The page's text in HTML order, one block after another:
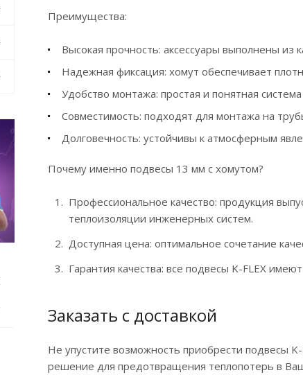
Преимущества:
Высокая прочность: аксессуары выполнены из
Надежная фиксация: хомут обеспечивает
Удобство монтажа: простая и понятная
Совместимость: подходят для монтажа на
Долговечность: устойчивы к атмосферным
Почему именно подвесы 13 мм с хомутом?
Профессиональное качество: продукция
теплоизоляции инженерных систем.
Доступная цена: оптимальное сочетание
Гарантия качества: все подвесы K-FLEX
Заказать с доставкой
Не упустите возможность приобрести подвесы
решение для предотвращения теплопотерь в